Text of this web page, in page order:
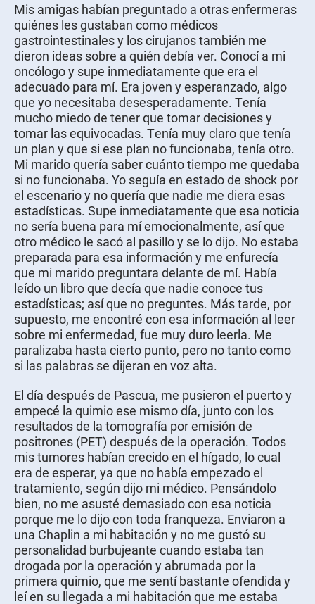
Mis amigas habían preguntado a otras enfermeras
quiénes les gustaban como médicos
gastrointestinales y los cirujanos también me
dieron ideas sobre a quién debía ver. Conocí a mi
oncólogo y supe inmediatamente que era el
adecuado para mí. Era joven y esperanzado, algo
que yo necesitaba desesperadamente. Tenía
mucho miedo de tener que tomar decisiones y
tomar las equivocadas. Tenía muy claro que tenía
un plan y que si ese plan no funcionaba, tenía otro.
Mi marido quería saber cuánto tiempo me quedaba
si no funcionaba. Yo seguía en estado de shock por
el escenario y no quería que nadie me diera esas
estadísticas. Supe inmediatamente que esa noticia
no sería buena para mí emocionalmente, así que
otro médico le sacó al pasillo y se lo dijo. No estaba
preparada para esa información y me enfurecía
que mi marido preguntara delante de mí. Había
leído un libro que decía que nadie conoce tus
estadísticas; así que no preguntes. Más tarde, por
supuesto, me encontré con esa información al leer
sobre mi enfermedad, fue muy duro leerla. Me
paralizaba hasta cierto punto, pero no tanto como
si las palabras se dijeran en voz alta.
El día después de Pascua, me pusieron el puerto y
empecé la quimio ese mismo día, junto con los
resultados de la tomografía por emisión de
positrones (PET) después de la operación. Todos
mis tumores habían crecido en el hígado, lo cual
era de esperar, ya que no había empezado el
tratamiento, según dijo mi médico. Pensándolo
bien, no me asusté demasiado con esa noticia
porque me lo dijo con toda franqueza. Enviaron a
una Chaplin a mi habitación y no me gustó su
personalidad burbujeante cuando estaba tan
drogada por la operación y abrumada por la
primera quimio, que me sentí bastante ofendida y
leí en su llegada a mi habitación que me estaba